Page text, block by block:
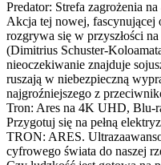
Predator: Strefa zagrożenia
Akcja tej nowej, fascynującej
rozgrywa się w przyszłości
(Dimitrius Schuster-
nieoczekiwanie znajduje
ruszają w niebezpieczną
najgroźniejszego z
Tron: Ares na 4K UHD, Blu-
Przygotuj się na pełną
TRON: ARES.
cyfrowego świata do naszej